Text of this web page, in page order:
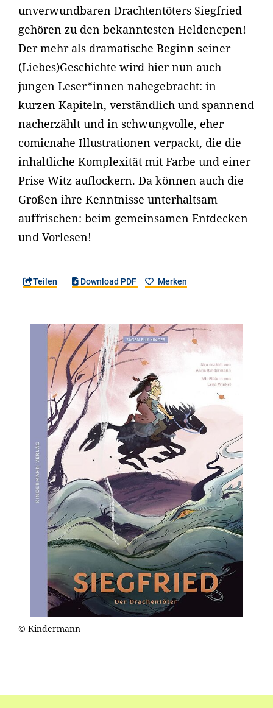
unverwundbaren Drachtentöters Siegfried
gehören zu den bekanntesten Heldenepen!
Der mehr als dramatische Beginn seiner
(Liebes)Geschichte wird hier nun auch
jungen Leser*innen nahegebracht: in
kurzen Kapiteln, verständlich und spannend
nacherzählt und in schwungvolle, eher
comicnahe Illustrationen verpackt, die die
inhaltliche Komplexität mit Farbe und einer
Prise Witz auflockern. Da können auch die
Großen ihre Kenntnisse unterhaltsam
auffrischen: beim gemeinsamen Entdecken
und Vorlesen!
Teilen Download PDF Merken
© Kindermann